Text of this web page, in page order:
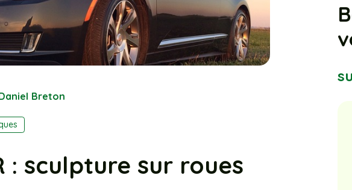
Breton
: sculpture sur roues